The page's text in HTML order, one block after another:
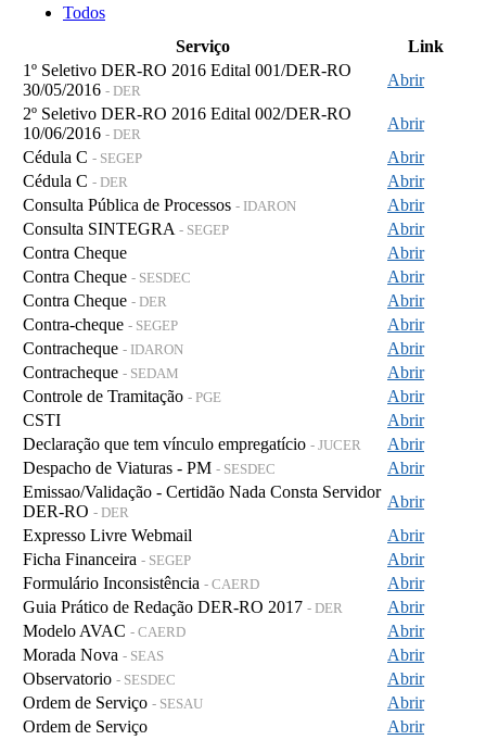
Todos
Serviço
Link
1º Seletivo DER-RO 2016 Edital 001/DER-RO
30/05/2016 - DER
Abrir
2º Seletivo DER-RO 2016 Edital 002/DER-RO
10/06/2016 - DER
Abrir
Cédula C - SEGEP
Abrir
Cédula C - DER
Abrir
Consulta Pública de Processos - IDARON
Abrir
Consulta SINTEGRA - SEGEP
Abrir
Contra Cheque
Abrir
Contra Cheque - SESDEC
Abrir
Contra Cheque - DER
Abrir
Contra-cheque - SEGEP
Abrir
Contracheque - IDARON
Abrir
Contracheque - SEDAM
Abrir
Controle de Tramitação - PGE
Abrir
CSTI
Abrir
Declaração que tem vínculo empregatício - JUCER
Abrir
Despacho de Viaturas - PM - SESDEC
Abrir
Emissao/Validação - Certidão Nada Consta Servidor
DER-RO - DER
Abrir
Expresso Livre Webmail
Abrir
Ficha Financeira - SEGEP
Abrir
Formulário Inconsistência - CAERD
Abrir
Guia Prático de Redação DER-RO 2017 - DER
Abrir
Modelo AVAC - CAERD
Abrir
Morada Nova - SEAS
Abrir
Observatorio - SESDEC
Abrir
Ordem de Serviço - SESAU
Abrir
Ordem de Serviço
Abrir